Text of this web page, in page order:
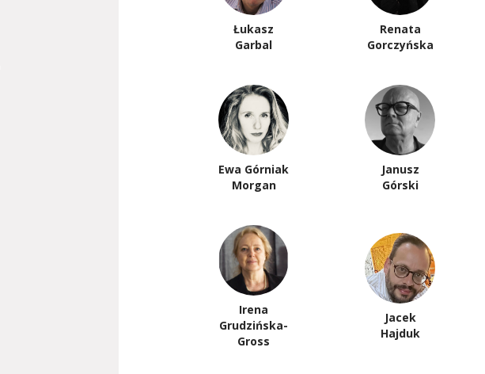
Łukasz
Garbal
Renata
Gorczyńska
Ewa Górniak
Morgan
Janusz
Górski
Irena
Grudzińska-
Gross
Jacek
Hajduk